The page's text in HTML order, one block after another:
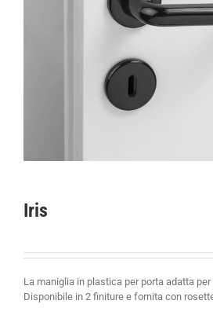
Iris
La maniglia in plastica per porta adatta
Disponibile in 2 finiture e fornita con